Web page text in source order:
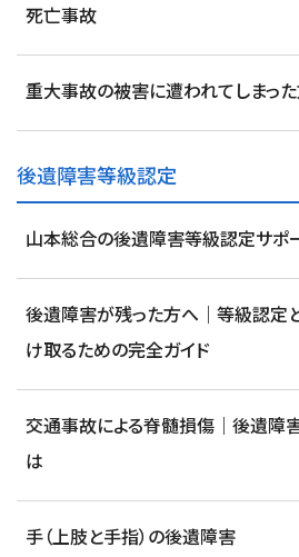
死亡事故
重大事故の被害に遭われてしまっ
後遺障害等級認定
山本総合の後遺障害等級認定サポ
後遺障害が残った方へ｜等級認定
け取るための完全ガイド
交通事故による脊髄損傷｜後遺障
は
手（上肢と手指）の後遺障害